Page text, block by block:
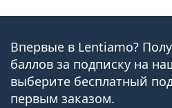
Впервые в Lentiamo?
баллов за подписку на
выберите бесплатный
первым заказом.